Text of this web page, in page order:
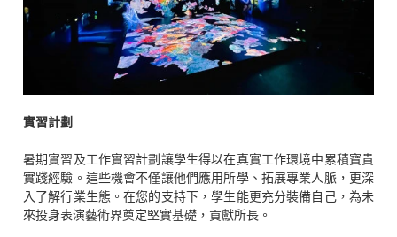
實習計劃
暑期實習及工作實習計劃讓學生得以在真實工作環境中累積寶貴
實踐經驗。這些機會不僅讓他們應用所學、拓展專業人脈，更深
入了解行業生態。在您的支持下，學生能更充分裝備自己，為未
來投身表演藝術界奠定堅實基礎，貢獻所長。